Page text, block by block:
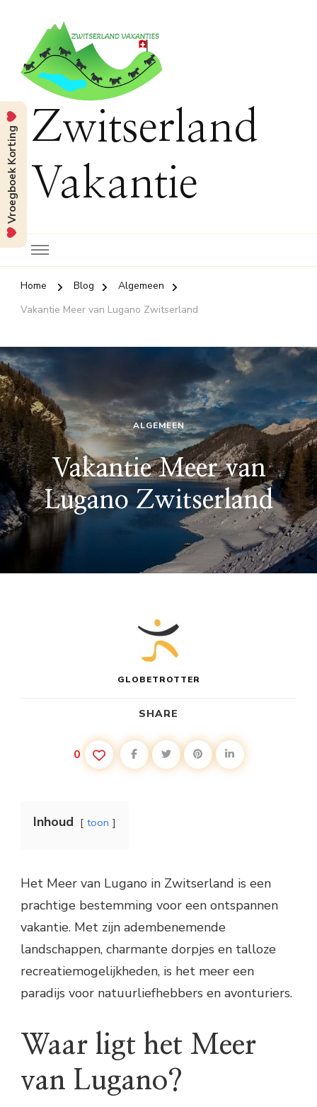
Zwitserland
Vakantie
Home Blog
Algemeen
Vakantie Meer van Lugano Zwitserland
ALGEMEEN
Vakantie Meer van
Lugano Zwitserland
GLOBETROTTER
SHARE
0
Inhoud toon
Het Meer van Lugano in Zwitserland is een
prachtige bestemming voor een ontspannen
vakantie. Met zijn adembenemende
landschappen, charmante dorpjes en talloze
recreatiemogelijkheden, is het meer een
paradijs voor natuurliefhebbers en avonturiers.
Waar ligt het Meer
van Lugano?
Vroegboek Korting